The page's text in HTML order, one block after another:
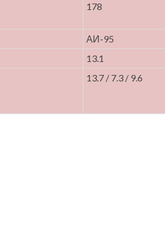
178
АИ-95
13.1
13.7 / 7.3 / 9.6